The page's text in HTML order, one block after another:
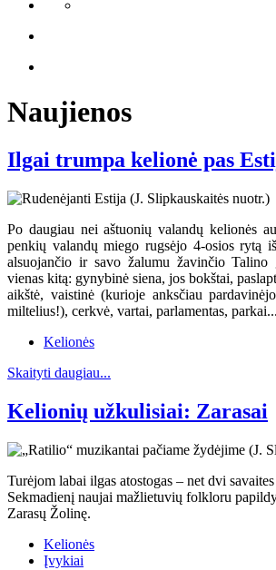
Naujienos
Ilgai trumpa kelionė pas
Po daugiau nei aštuonių valandų kelionės
penkių valandų miego rugsėjo 4-osios rytą
alsuojančio ir savo žalumu žavinčio Talino
vienas kitą: gynybinė siena, jos bokštai,
aikštė, vaistinė (kurioje anksčiau
miltelius!), cerkvė, vartai, parlamentas, parkai...
Kelionės
Skaityti daugiau...
Kelionių užkulisiai: Zarasai
Turėjom labai ilgas atostogas – net dvi
Sekmadienį naujai mažlietuvių folkloru
Zarasų Žolinę.
Kelionės
Įvykiai